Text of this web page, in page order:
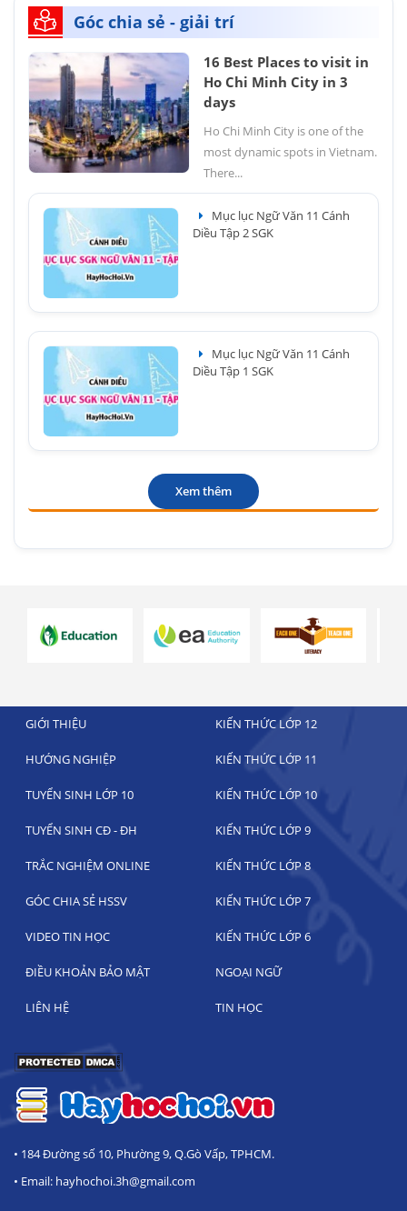
Góc chia sẻ - giải trí
16 Best Places to visit in
Ho Chi Minh City in 3
days
Ho Chi Minh City is one of the
most dynamic spots in Vietnam.
There...
Mục lục Ngữ Văn 11 Cánh
Diều Tập 2 SGK
Mục lục Ngữ Văn 11 Cánh
Diều Tập 1 SGK
Xem thêm
GIỚI THIỆU KIẾN THỨC LỚP 12
HƯỚNG NGHIỆP KIẾN THỨC LỚP 11
TUYỂN SINH LỚP 10 KIẾN THỨC LỚP 10
TUYỂN SINH CĐ - ĐH KIẾN THỨC LỚP 9
TRẮC NGHIỆM ONLINE KIẾN THỨC LỚP 8
GÓC CHIA SẺ HSSV KIẾN THỨC LỚP 7
VIDEO TIN HỌC KIẾN THỨC LỚP 6
ĐIỀU KHOẢN BẢO MẬT NGOẠI NGỮ
LIÊN HỆ TIN HỌC
• 184 Đường số 10, Phường 9, Q.Gò Vấp, TPHCM.
• Email: hayhochoi.3h@gmail.com